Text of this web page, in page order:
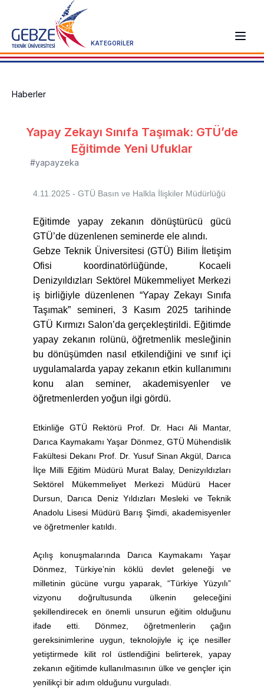
KATEGORİLER
Haberler
Yapay Zekayı Sınıfa Taşımak: GTÜ’de
Eğitimde Yeni Ufuklar
#yapayzeka
4.11.2025 - GTÜ Basın ve Halkla İlişkiler Müdürlüğü
Eğitimde yapay zekanın dönüştürücü gücü
GTÜ’de düzenlenen seminerde ele alındı.
Gebze Teknik Üniversitesi (GTÜ) Bilim İletişim
Ofisi koordinatörlüğünde, Kocaeli
Denizyıldızları Sektörel Mükemmeliyet Merkezi
iş birliğiyle düzenlenen “Yapay Zekayı Sınıfa
Taşımak” semineri, 3 Kasım 2025 tarihinde
GTÜ Kırmızı Salon’da gerçekleştirildi. Eğitimde
yapay zekanın rolünü, öğretmenlik mesleğinin
bu dönüşümden nasıl etkilendiğini ve sınıf içi
uygulamalarda yapay zekanın etkin kullanımını
konu alan seminer, akademisyenler ve
öğretmenlerden yoğun ilgi gördü.
Etkinliğe GTÜ Rektörü Prof. Dr. Hacı Ali Mantar,
Darıca Kaymakamı Yaşar Dönmez, GTÜ Mühendislik
Fakültesi Dekanı Prof. Dr. Yusuf Sinan Akgül, Darıca
İlçe Milli Eğitim Müdürü Murat Balay, Denizyıldızları
Sektörel Mükemmeliyet Merkezi Müdürü Hacer
Dursun, Darıca Deniz Yıldızları Mesleki ve Teknik
Anadolu Lisesi Müdürü Barış Şimdi, akademisyenler
ve öğretmenler katıldı.
Açılış konuşmalarında Darıca Kaymakamı Yaşar
Dönmez, Türkiye’nin köklü devlet geleneği ve
milletinin gücüne vurgu yaparak, “Türkiye Yüzyılı”
vizyonu doğrultusunda ülkenin geleceğini
şekillendirecek en önemli unsurun eğitim olduğunu
ifade etti. Dönmez, öğretmenlerin çağın
gereksinimlerine uygun, teknolojiyle iç içe nesiller
yetiştirmede kilit rol üstlendiğini belirterek, yapay
zekanın eğitimde kullanılmasının ülke ve gençler için
yenilikçi bir adım olduğunu vurguladı.